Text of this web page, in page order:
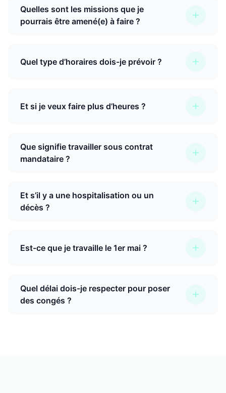
Quelles sont les missions que je
pourrais être amené(e) à faire ?
Quel type d’horaires dois-je prévoir ?
Et si je veux faire plus d’heures ?
Que signifie travailler sous contrat
mandataire ?
Et s’il y a une hospitalisation ou un
décès ?
Est-ce que je travaille le 1er mai ?
Quel délai dois-je respecter pour poser
des congés ?